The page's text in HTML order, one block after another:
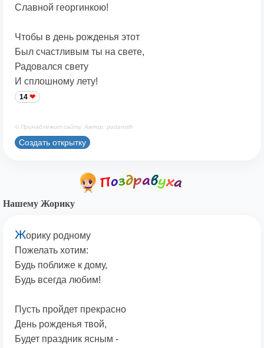
Славной георгинкою!
Чтобы в день рожденья этот
Был счастливым ты на свете,
Радовался свету
И сплошному лету!
14
© Принадлежит сайту. Автор: podaristih
Создать открытку
Нашему Жорику
Жорику родному
Пожелать хотим:
Будь поближе к дому,
Будь всегда любим!
Пусть пройдет прекрасно
День рожденья твой,
Будет праздник ясным -